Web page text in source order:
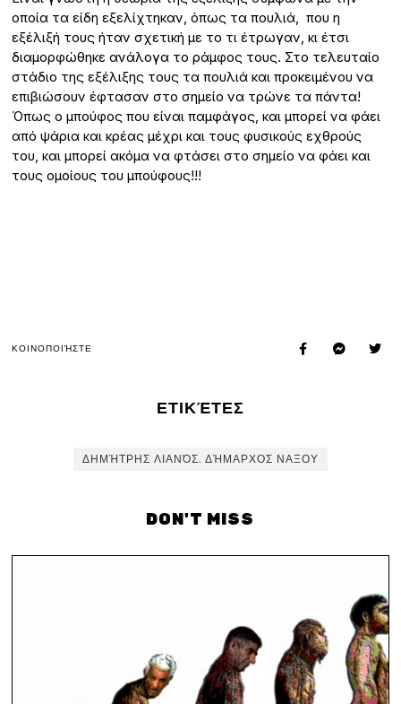
οποία τα είδη εξελίχτηκαν, όπως τα πουλιά, που η
εξέλιξή τους ήταν σχετική με το τι έτρωγαν, κι έτσι
διαμορφώθηκε ανάλογα το ράμφος τους. Στο τελευταίο
στάδιο της εξέλιξης τους τα πουλιά και προκειμένου να
επιβιώσουν έφτασαν στο σημείο να τρώνε τα πάντα!
Όπως ο μπούφος που είναι παμφάγος, και μπορεί να φάει
από ψάρια και κρέας μέχρι και τους φυσικούς εχθρούς
του, και μπορεί ακόμα να φτάσει στο σημείο να φάει και
τους ομοίους του μπούφους!!!
ΚΟΙΝΟΠΟΙΉΣΤΕ
ΕΤΙΚΈΤΕΣ
ΔΗΜΉΤΡΗΣ ΛΙΑΝΌΣ. ΔΉΜΑΡΧΟΣ ΝΑΞΟΥ
DON'T MISS